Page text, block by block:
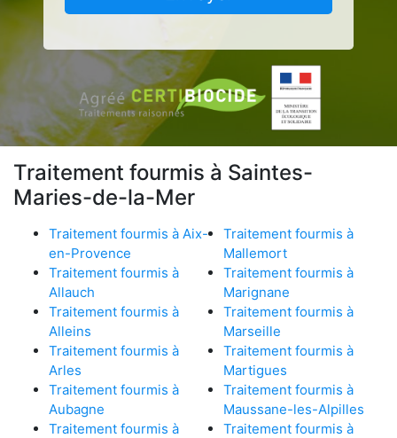
Traitement fourmis à Saintes-
Maries-de-la-Mer
Traitement fourmis à Aix-
en-Provence
Traitement fourmis à
Allauch
Traitement fourmis à
Alleins
Traitement fourmis à
Arles
Traitement fourmis à
Aubagne
Traitement fourmis à
Traitement fourmis à
Mallemort
Traitement fourmis à
Marignane
Traitement fourmis à
Marseille
Traitement fourmis à
Martigues
Traitement fourmis à
Maussane-les-Alpilles
Traitement fourmis à